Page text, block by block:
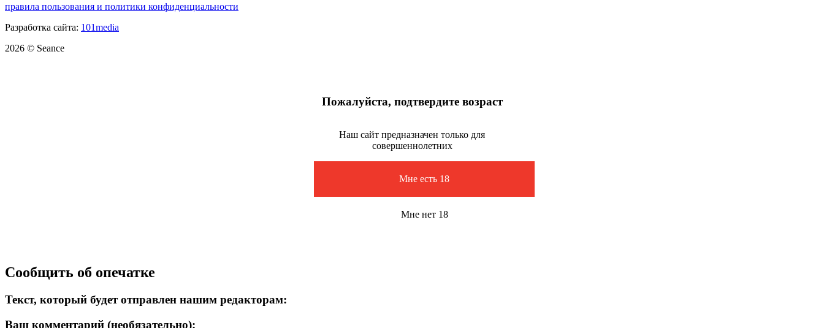
правила пользования и политики конфиденциальности
Разработка сайта: 101media
2026 © Seance
Пожалуйста, подтвердите возраст
Наш сайт предназначен только для
совершеннолетних
Мне есть 18
Мне нет 18
Сообщить об опечатке
Текст, который будет отправлен нашим редакторам:
Ваш комментарий (необязательно):